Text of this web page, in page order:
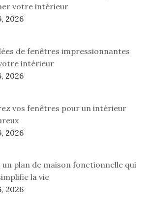
votre intérieur
2026
de fenêtres impressionnantes
intérieur
2026
vos fenêtres pour un intérieur
2026
un plan de maison fonctionnelle qui
la vie
2026